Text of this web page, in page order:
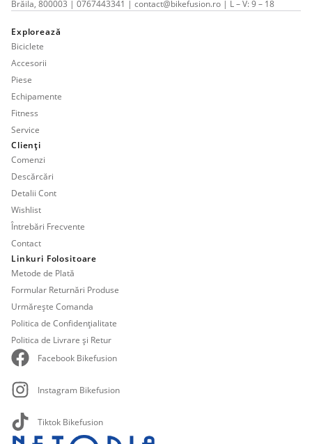
Brăila, 800003 | 0767443341 | contact@bikefusion.ro | L – V: 9 – 18
Explorează
Biciclete
Accesorii
Piese
Echipamente
Fitness
Service
Clienți
Comenzi
Descărcări
Detalii Cont
Wishlist
Întrebări Frecvente
Contact
Linkuri Folositoare
Metode de Plată
Formular Returnări Produse
Urmărește Comanda
Politica de Confidențialitate
Politica de Livrare și Retur
Facebook Bikefusion
Instagram Bikefusion
Tiktok Bikefusion